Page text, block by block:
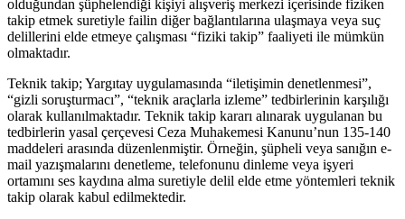
olduğundan şüphelendiği kişiyi alışveriş merkezi içerisinde fiziken
takip etmek suretiyle failin diğer bağlantılarına ulaşmaya veya suç
delillerini elde etmeye çalışması “fiziki takip” faaliyeti ile mümkün
olmaktadır.
Teknik takip; Yargıtay uygulamasında “iletişimin denetlenmesi”,
“gizli soruşturmacı”, “teknik araçlarla izleme” tedbirlerinin karşılığı
olarak kullanılmaktadır. Teknik takip kararı alınarak uygulanan bu
tedbirlerin yasal çerçevesi Ceza Muhakemesi Kanunu’nun 135-140
maddeleri arasında düzenlenmiştir. Örneğin, şüpheli veya sanığın e-
mail yazışmalarını denetleme, telefonunu dinleme veya işyeri
ortamını ses kaydına alma suretiyle delil elde etme yöntemleri teknik
takip olarak kabul edilmektedir.